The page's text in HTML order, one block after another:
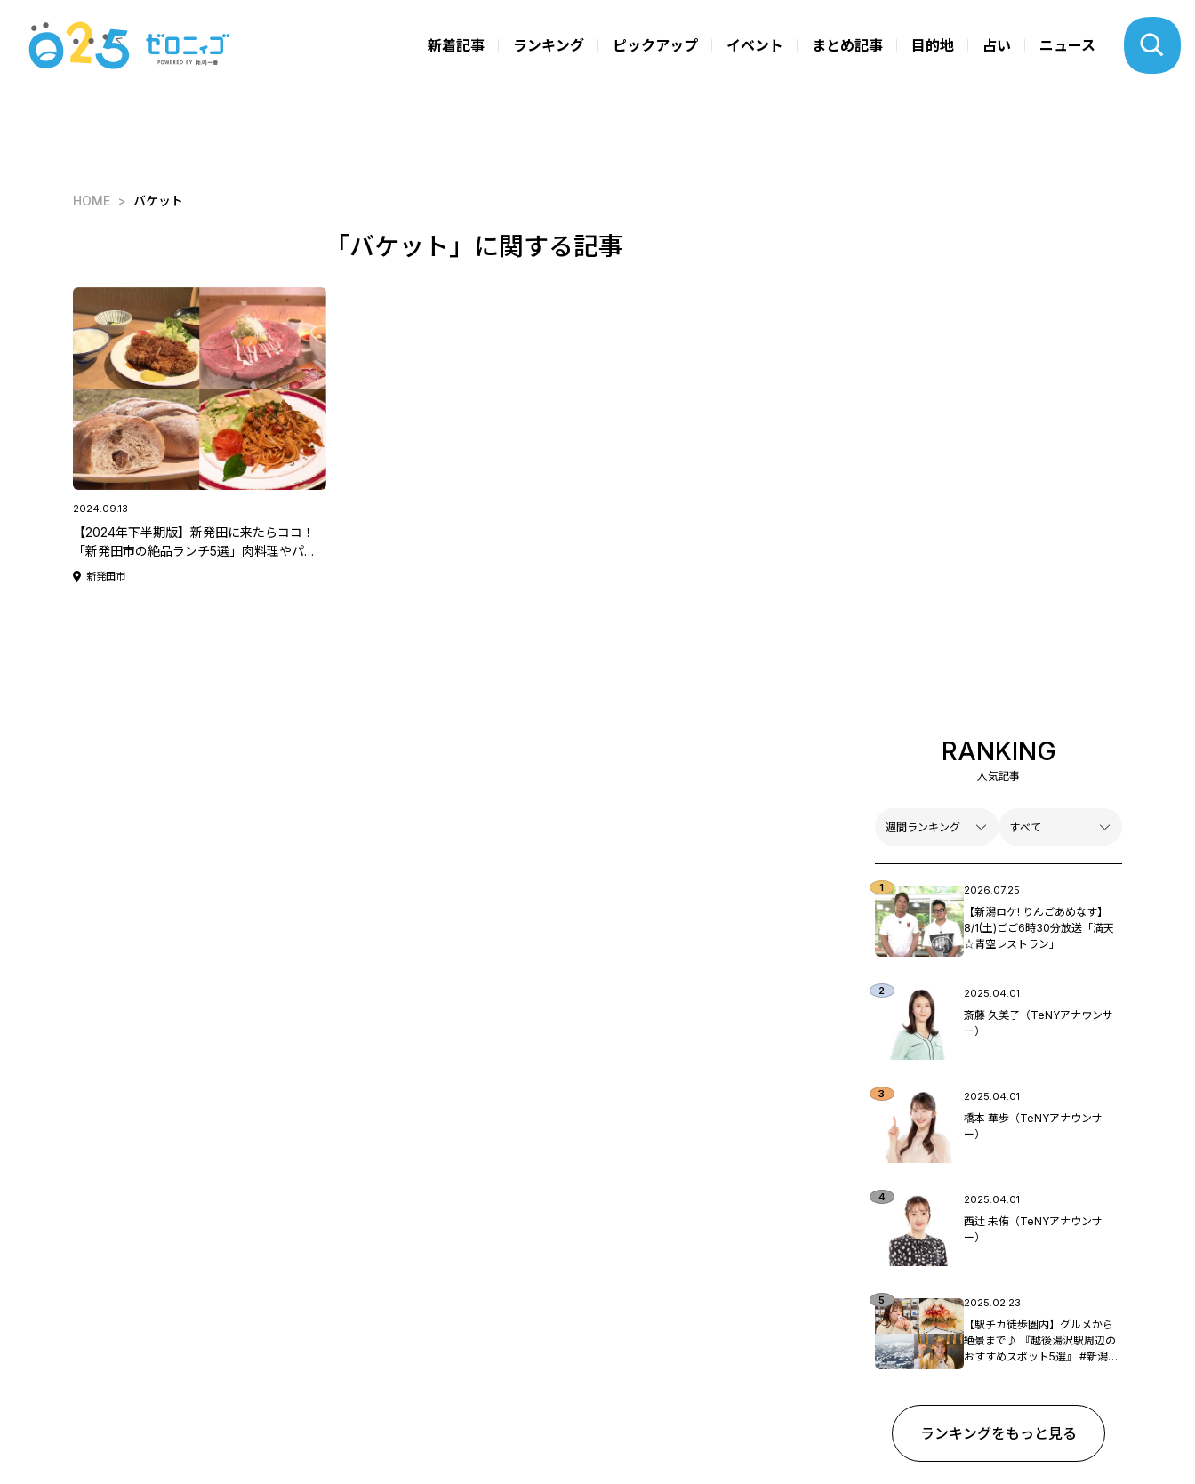
新着記事 ランキング ピックアップ イベント まとめ記事 目的地 占い ニュース
HOME バケット
「バケット」に関する記事
2024.09.13
【2024年下半期版】新発田に来たらココ！
「新発田市の絶品ランチ5選」肉料理やパン･
韓国料理･定食などジャンルも豊富♪
新発田市
RANKING
人気記事
2026.07.25
【新潟ロケ! りんごあめなす】
8/1(土)ごご6時30分放送「満天
☆青空レストラン」
2025.04.01
斎藤 久美子（TeNYアナウンサ
ー）
2025.04.01
橋本 華歩（TeNYアナウンサ
ー）
2025.04.01
西辻 未侑（TeNYアナウンサ
ー）
2025.02.23
【駅チカ徒歩圏内】グルメから
絶景まで♪ 『越後湯沢駅周辺の
おすすめスポット5選』 #新潟観
ランキングをもっと見る